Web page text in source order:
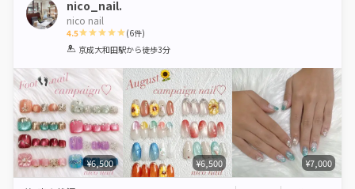
nico_nail.
nico nail
4.5
1 2 3 4 5
(6件)
京成大和田駅から徒歩3分
¥6,500 ¥6,500 ¥7,000